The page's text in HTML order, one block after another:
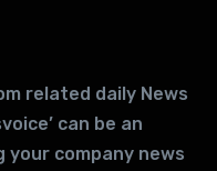
related daily News
can be an
company news